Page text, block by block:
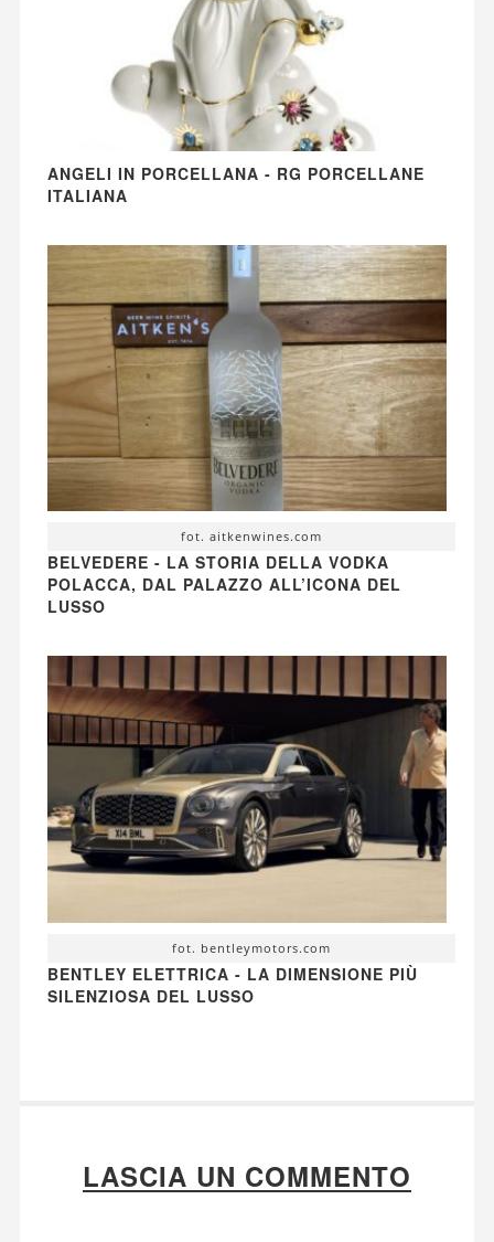
ANGELI IN PORCELLANA - RG PORCELLANE
ITALIANA
fot. aitkenwines.com
BELVEDERE - LA STORIA DELLA VODKA
POLACCA, DAL PALAZZO ALL’ICONA DEL
LUSSO
fot. bentleymotors.com
BENTLEY ELETTRICA - LA DIMENSIONE PIÙ
SILENZIOSA DEL LUSSO
LASCIA UN COMMENTO